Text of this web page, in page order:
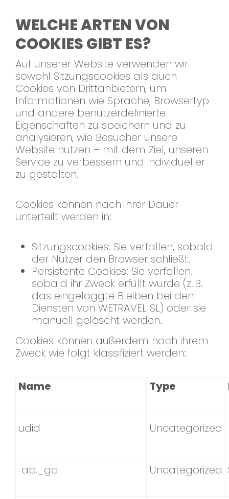
WELCHE ARTEN VON
COOKIES GIBT ES?
Auf unserer Website verwenden wir
sowohl Sitzungscookies als auch
Cookies von Drittanbietern, um
Informationen wie Sprache, Browsertyp
und andere benutzerdefinierte
Eigenschaften zu speichern und zu
analysieren, wie Besucher unsere
Website nutzen – mit dem Ziel, unseren
Service zu verbessern und individueller
zu gestalten.
Cookies können nach ihrer Dauer
unterteilt werden in:
Sitzungscookies: Sie verfallen, sobald
der Nutzer den Browser schließt.
Persistente Cookies: Sie verfallen,
sobald ihr Zweck erfüllt wurde (z. B.
das eingeloggte Bleiben bei den
Diensten von WETRAVEL SL) oder sie
manuell gelöscht werden.
Cookies können außerdem nach ihrem
Zweck wie folgt klassifiziert werden:
Name Type
udid Uncategorized
ab._gd Uncategorized